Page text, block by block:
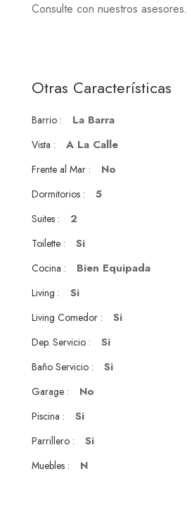
Consulte con nuestros asesores.
Otras Características
Barrio : La Barra
Vista : A La Calle
Frente al Mar : No
Dormitorios : 5
Suites : 2
Toilette : Si
Cocina : Bien Equipada
Living : Si
Living Comedor : Si
Dep. Servicio : Si
Baño Servicio : Si
Garage : No
Piscina : Si
Parrillero : Si
Muebles : N